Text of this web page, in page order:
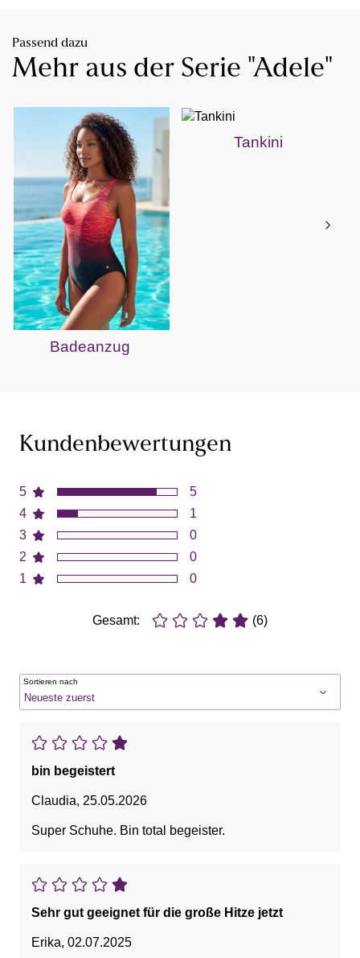
Passend dazu
Mehr aus der Serie "Adele"
Badeanzug
Tankini
Kundenbewertungen
5
4
3
2
1
5
1
0
0
0
Gesamt: (6)
Sortieren nach
bin begeistert
Claudia, 25.05.2026
Super Schuhe. Bin total begeister.
Sehr gut geeignet für die große Hitze jetzt
Erika, 02.07.2025